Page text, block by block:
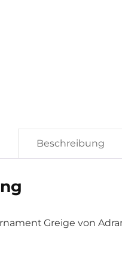
Beschreibung
Greige von